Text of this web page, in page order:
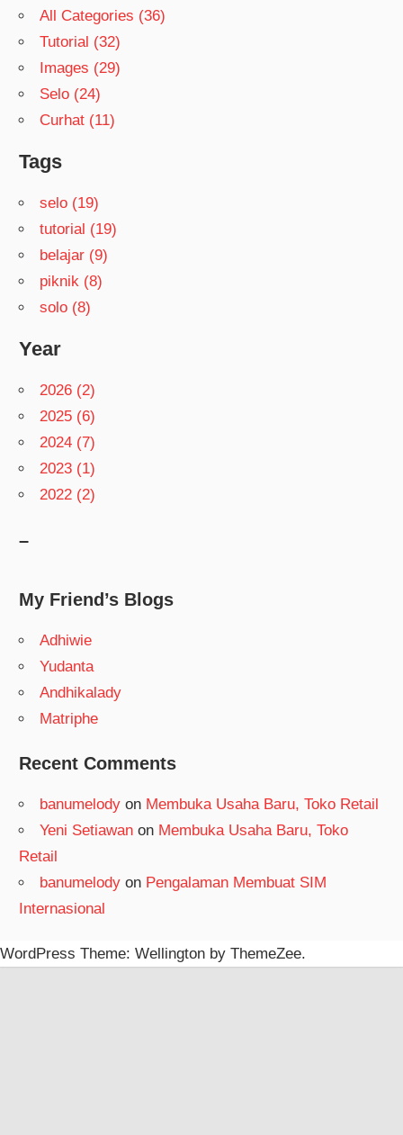
All Categories (36)
Tutorial (32)
Images (29)
Selo (24)
Curhat (11)
Tags
selo (19)
tutorial (19)
belajar (9)
piknik (8)
solo (8)
Year
2026 (2)
2025 (6)
2024 (7)
2023 (1)
2022 (2)
–
My Friend’s Blogs
Adhiwie
Yudanta
Andhikalady
Matriphe
Recent Comments
banumelody on Membuka Usaha Baru, Toko Retail
Yeni Setiawan on Membuka Usaha Baru, Toko
Retail
banumelody on Pengalaman Membuat SIM
Internasional
WordPress Theme: Wellington by ThemeZee.